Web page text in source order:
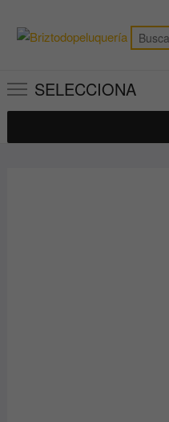
contenido
SELECCIONA